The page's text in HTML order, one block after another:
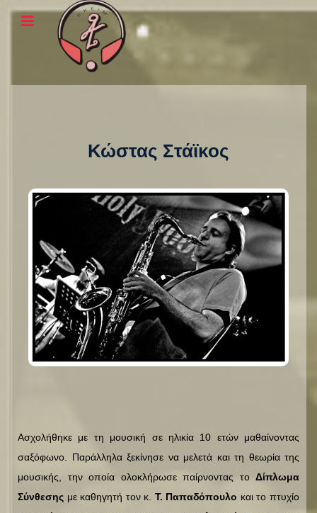
Κώστας Στάϊκος
Ασχολήθηκε με τη μουσική σε ηλικία 10 ετών μαθαίνοντας
σαξόφωνο. Παράλληλα ξεκίνησε να μελετά και τη θεωρία της
μουσικής, την οποία ολοκλήρωσε παίρνοντας το Δίπλωμα
Σύνθεσης με καθηγητή τον κ. Τ. Παπαδόπουλο και το πτυχίο